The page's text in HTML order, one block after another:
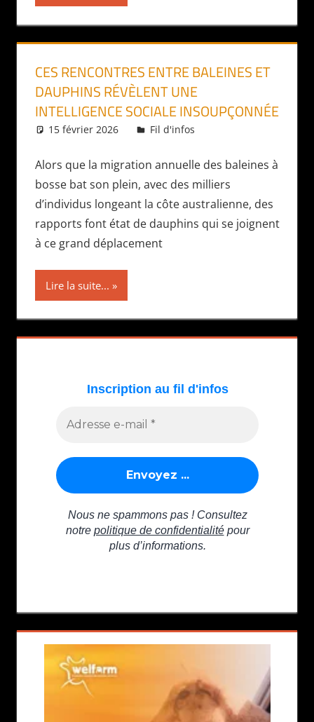
CES RENCONTRES ENTRE BALEINES ET
DAUPHINS RÉVÈLENT UNE
INTELLIGENCE SOCIALE INSOUPÇONNÉE
15 février 2026 Daniel
Fil d'infos
Alors que la migration annuelle des baleines à
bosse bat son plein, avec des milliers
d’individus longeant la côte australienne, des
rapports font état de dauphins qui se joignent
à ce grand déplacement
Lire la suite...